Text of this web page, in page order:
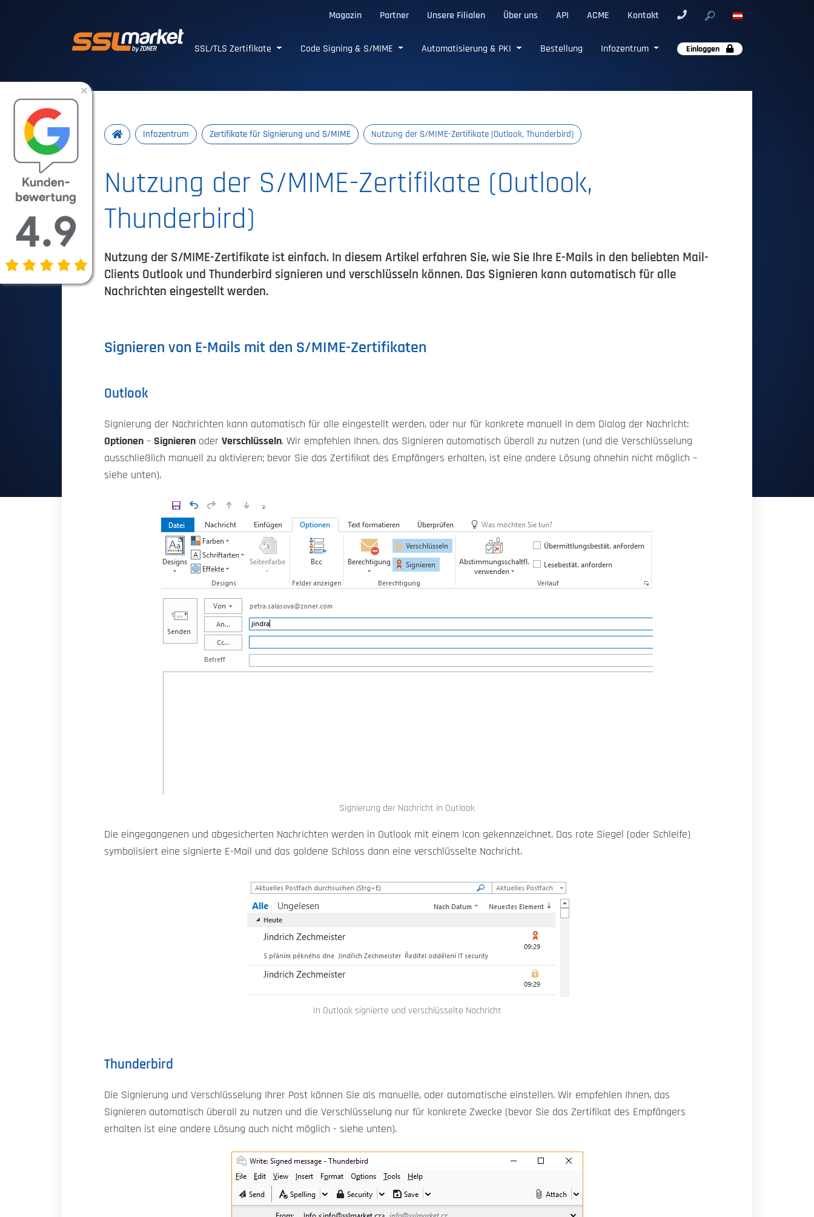
Magazin Partner Unsere Filialen Über uns API ACME Kontakt
SSL/TLS Zertifikate Code Signing & S/MIME Automatisierung & PKI Bestellung Infozentrum Einloggen
Infozentrum Zertifikate für Signierung und S/MIME Nutzung der S/MIME-Zertifikate (Outlook, Thunderbird)
Nutzung der S/MIME-Zertifikate (Outlook,
Thunderbird)
Nutzung der S/MIME-Zertifikate ist einfach. In diesem Artikel erfahren Sie, wie Sie Ihre E-Mails in den beliebten Mail-
Clients Outlook und Thunderbird signieren und verschlüsseln können. Das Signieren kann automatisch für alle
Nachrichten eingestellt werden.
Signieren von E-Mails mit den S/MIME-Zertifikaten
Outlook
Signierung der Nachrichten kann automatisch für alle eingestellt werden, oder nur für konkrete manuell in dem Dialog der Nachricht:
Optionen – Signieren oder Verschlüsseln. Wir empfehlen Ihnen, das Signieren automatisch überall zu nutzen (und die Verschlüsselung
ausschließlich manuell zu aktivieren; bevor Sie das Zertifikat des Empfängers erhalten, ist eine andere Lösung ohnehin nicht möglich –
siehe unten).
Signierung der Nachricht in Outlook
Die eingegangenen und abgesicherten Nachrichten werden in Outlook mit einem Icon gekennzeichnet. Das rote Siegel (oder Schleife)
symbolisiert eine signierte E-Mail und das goldene Schloss dann eine verschlüsselte Nachricht.
In Outlook signierte und verschlüsselte Nachricht
Thunderbird
Die Signierung und Verschlüsselung Ihrer Post können Sie als manuelle, oder automatische einstellen. Wir empfehlen Ihnen, das
Signieren automatisch überall zu nutzen und die Verschlüsselung nur für konkrete Zwecke (bevor Sie das Zertifikat des Empfängers
erhalten ist eine andere Lösung auch nicht möglich - siehe unten).
×